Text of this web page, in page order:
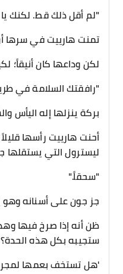
"لم أقل ذلك قط. لكنك
​تمنت هارييت في سرها
لكن وداعها كان
​"رافقتك السلامة في
​بركة ينزلها إله اليأس
أحنت هارييت رأسها
ليسترول التي
​"سحقاً."
​جز جون على أسنانه
ظن أنه إذا صرخ فيها
ستجيبه بكل هذه الحدة؟
​'هل تستخف بعمها